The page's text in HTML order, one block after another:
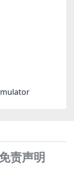
责声明